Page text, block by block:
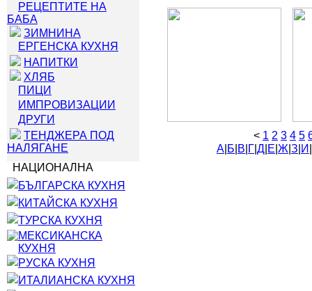
РЕЦЕПТИТЕ НА
БАБА
ЗИМНИНА
ЕРГЕНСКА КУХНЯ
НАПИТКИ
ХЛЯБ
ПИЦИ
ИМПРОВИЗАЦИИ
ДРУГИ
ТЕНДЖЕРА ПОД
НАЛЯГАНЕ
НАЦИОНАЛНА
БЪЛГАРСКА КУХНЯ
КИТАЙСКА КУХНЯ
ТУРСКА КУХНЯ
МЕКСИКАНСКА
КУХНЯ
РУСКА КУХНЯ
ИТАЛИАНСКА КУХНЯ
< 1 2 3 4 5
А Б В Г Д Е Ж З И